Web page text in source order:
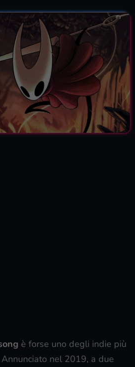
è forse uno degli indie più
nel 2019, a due